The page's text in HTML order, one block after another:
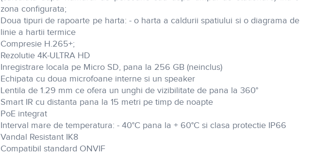
zona configurata;
Doua tipuri de rapoarte pe harta: - o harta a caldurii spatiului si o diagrama de
linie a hartii termice
Compresie H.265+;
Rezolutie 4K-ULTRA HD
Inregistrare locala pe Micro SD, pana la 256 GB (neinclus)
Echipata cu doua microfoane interne si un speaker
Lentila de 1.29 mm ce ofera un unghi de vizibilitate de pana la 360°
Smart IR cu distanta pana la 15 metri pe timp de noapte
PoE integrat
Interval mare de temperatura: - 40°C pana la + 60°C si clasa protectie IP66
Vandal Resistant IK8
Compatibil standard ONVIF